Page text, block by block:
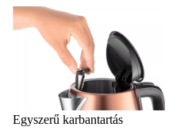
Egyszerű karbantartás